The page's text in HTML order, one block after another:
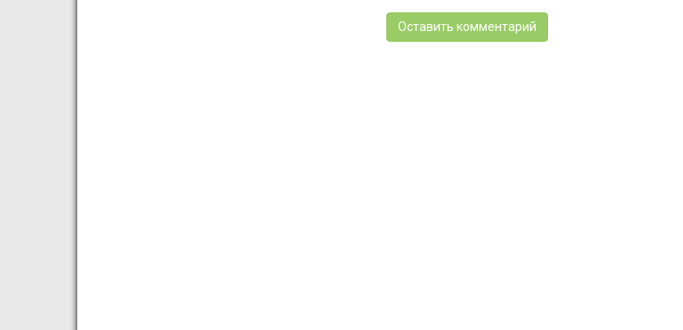
Оставить комментарий